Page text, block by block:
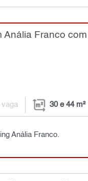
Franco
vaga 30 e 44 m²
Anália Franco.